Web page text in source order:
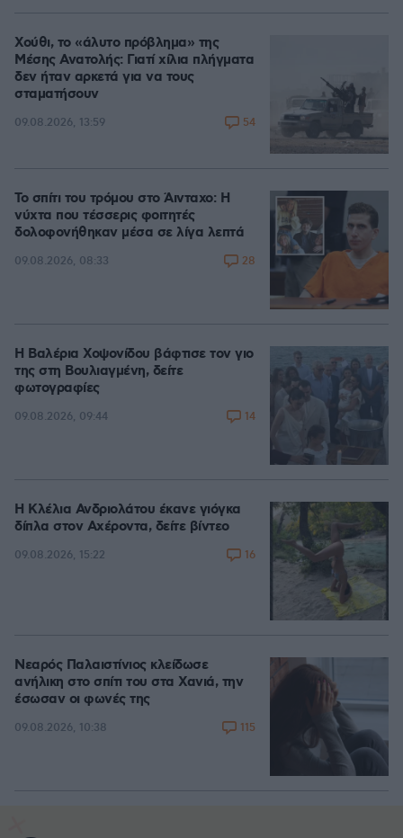
Χούθι, το «άλυτο πρόβλημα» της
Μέσης Ανατολής: Γιατί χίλια πλήγματα
δεν ήταν αρκετά για να τους
σταματήσουν
09.08.2026, 13:59 54
Το σπίτι του τρόμου στο Άινταχο: Η
νύχτα που τέσσερις φοιτητές
δολοφονήθηκαν μέσα σε λίγα λεπτά
09.08.2026, 08:33 28
Η Βαλέρια Χοψονίδου βάφτισε τον γιο
της στη Βουλιαγμένη, δείτε
φωτογραφίες
09.08.2026, 09:44 14
Η Κλέλια Ανδριολάτου έκανε γιόγκα
δίπλα στον Αχέροντα, δείτε βίντεο
09.08.2026, 15:22 16
Νεαρός Παλαιστίνιος κλείδωσε
ανήλικη στο σπίτι του στα Χανιά, την
έσωσαν οι φωνές της
09.08.2026, 10:38 115